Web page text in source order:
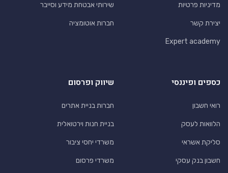
מדיניות פרטיות
יצירת קשר
Expert academy
שירותי אבטחת מידע וסייבר
חברות אוטומציה
כספים ופיננסי
רואי חשבון
הלוואות לעסק
סליקת אשראי
חשבון בנק עסקי
שיווק ופרסום
חברות בניית אתרים
בניית חנות וירטואלית
משרדי יחסי ציבור
משרדי פרסום